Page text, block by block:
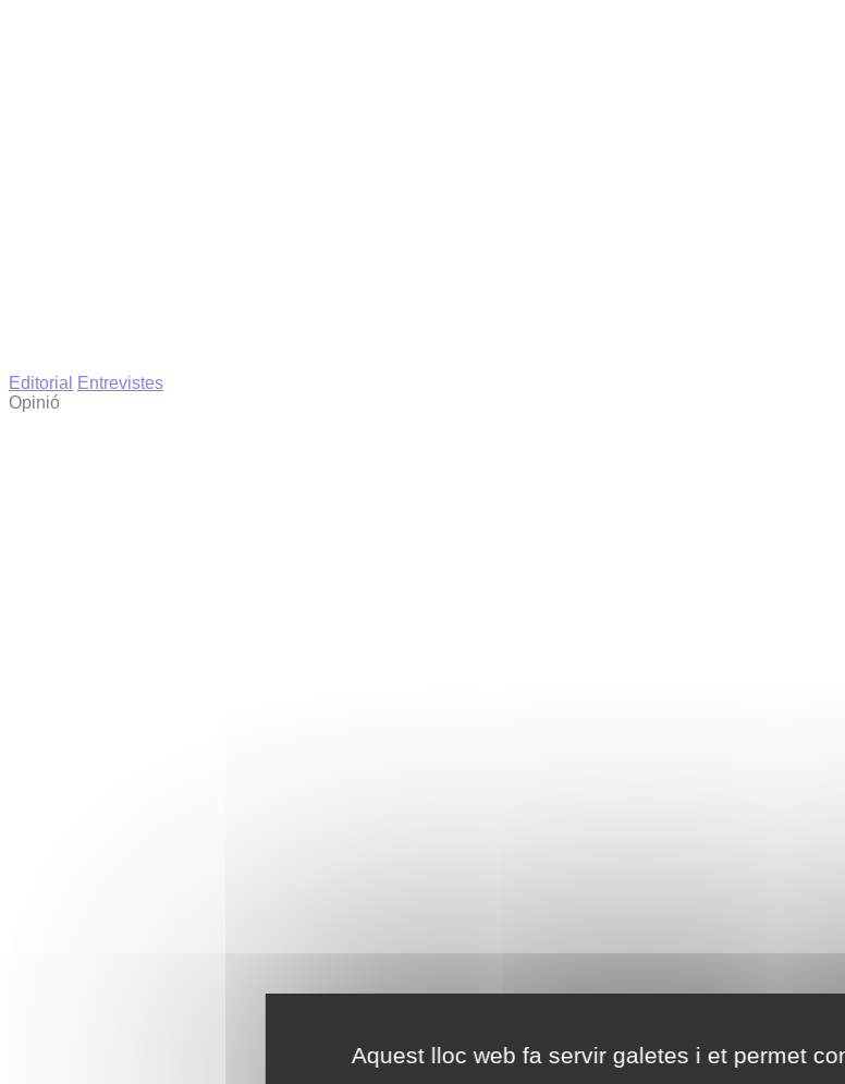
Aquest lloc web fa servir galetes i et permet
Editorial
Entrevistes
Opinió